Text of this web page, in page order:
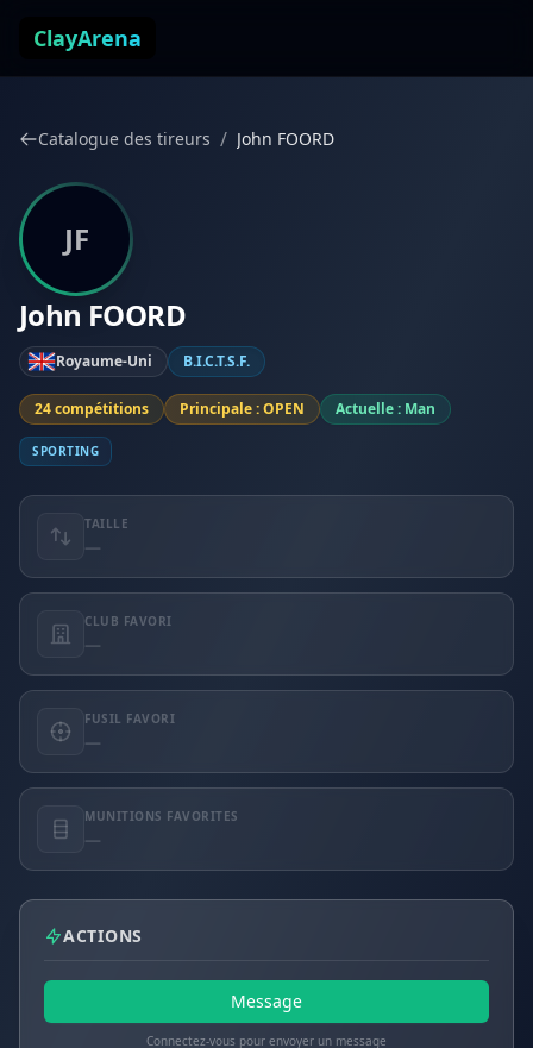
ClayArena
Catalogue des tireurs / John FOORD
JF
John FOORD
Royaume-Uni B.I.C.T.S.F.
24 compétitions Principale : OPEN Actuelle : Man
SPORTING
TAILLE
—
CLUB FAVORI
—
FUSIL FAVORI
—
MUNITIONS FAVORITES
—
ACTIONS
Message
Connectez-vous pour envoyer un message